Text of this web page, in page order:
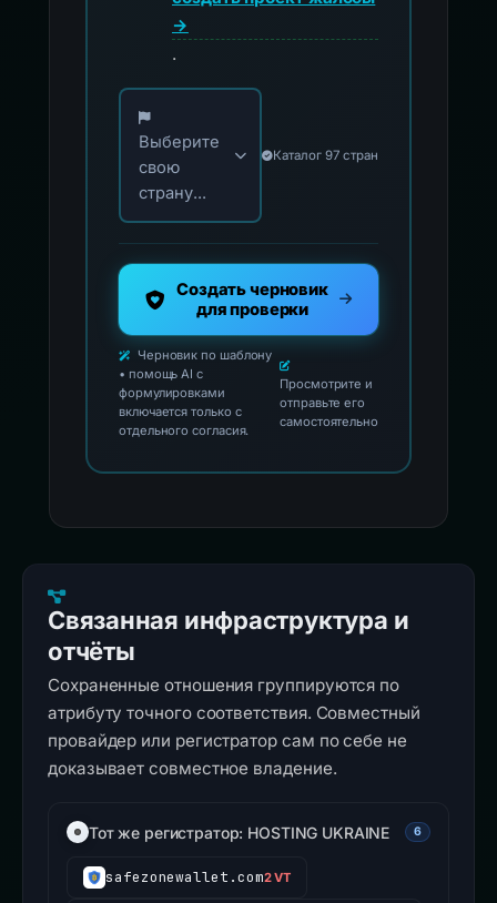
→
.
Выберите свою страну для официальных
Выберите
свою
страну...
Каталог 97 стран
Создать черновик
для проверки
Черновик по шаблону
• помощь AI с
формулировками
включается только с
отдельного согласия.
Просмотрите и
отправьте его
самостоятельно
Связанная инфраструктура и
отчёты
Сохраненные отношения группируются по
атрибуту точного соответствия. Совместный
провайдер или регистратор сам по себе не
доказывает совместное владение.
Тот же регистратор: HOSTING UKRAINE 6
safezonewallet.com2 VT